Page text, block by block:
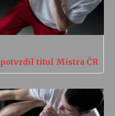
SK Taekwondo Lacek potvrdil titul Mistra ČR